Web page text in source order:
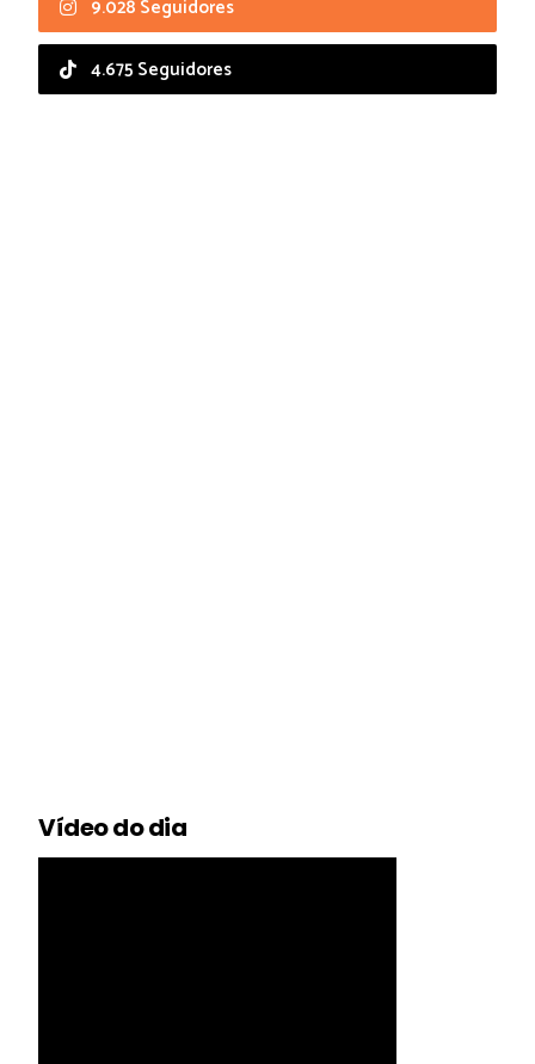
9.028 Seguidores
4.675 Seguidores
Vídeo do dia